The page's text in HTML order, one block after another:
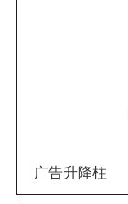
广告升降柱